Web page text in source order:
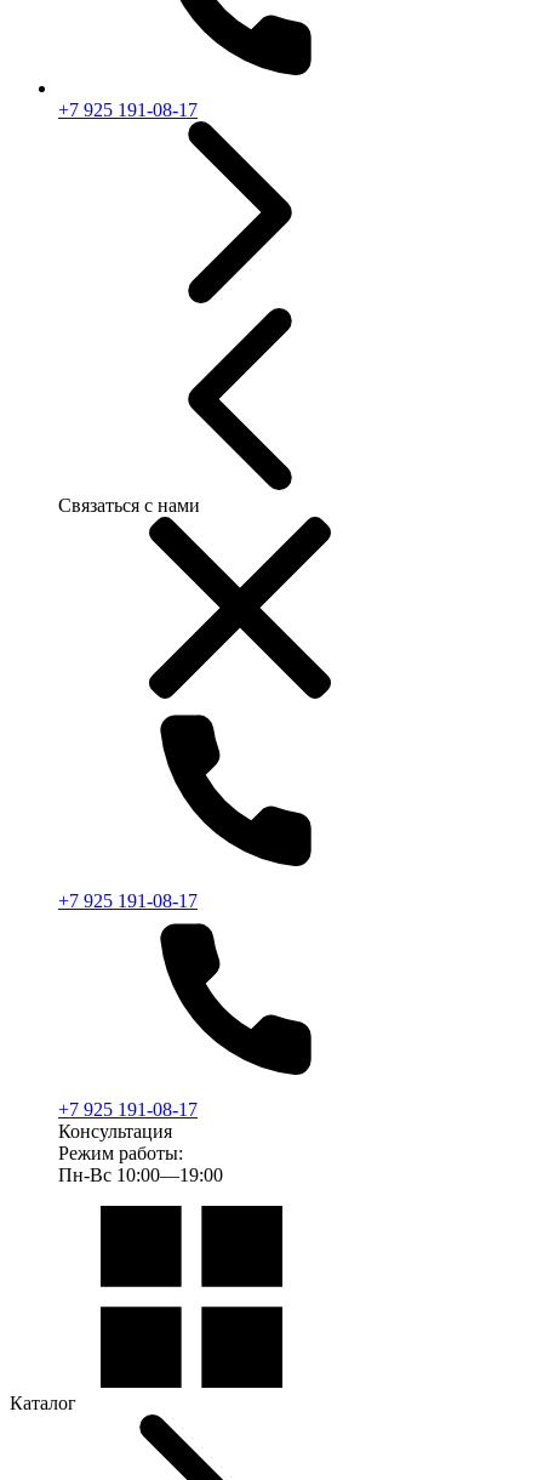
+7 925 191-08-17
Связаться с нами
+7 925 191-08-17
+7 925 191-08-17
Консультация
Режим работы:
Пн-Вс 10:00—19:00
Каталог